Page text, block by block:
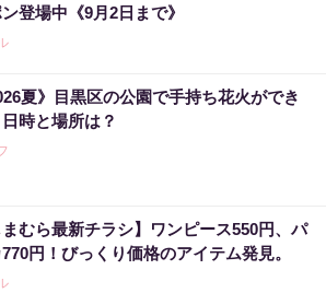
登場中《9月2日まで》
夏》目黒区の公園で手持ち花火ができ
時と場所は？
まむら最新チラシ】ワンピース550円、パ
円！びっくり価格のアイテム発見。